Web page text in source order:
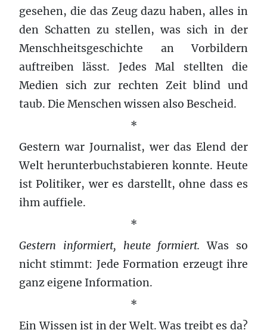
gesehen, die das Zeug dazu haben, alles in
den Schatten zu stellen, was sich in der
Menschheitsgeschichte an Vorbildern
auftreiben lässt. Jedes Mal stellten die
Medien sich zur rechten Zeit blind und
taub. Die Menschen wissen also Bescheid.
*
Gestern war Journalist, wer das Elend der
Welt herunterbuchstabieren konnte. Heute
ist Politiker, wer es darstellt, ohne dass es
ihm auffiele.
*
Gestern informiert, heute formiert. Was so
nicht stimmt: Jede Formation erzeugt ihre
ganz eigene Information.
*
Ein Wissen ist in der Welt. Was treibt es da?